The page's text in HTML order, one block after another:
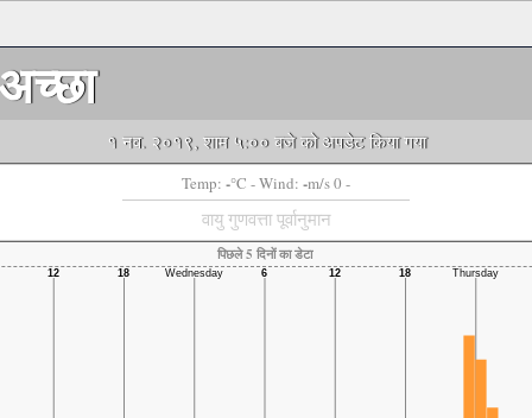
१ नव. २०१९, शाम ५:०० बजे को अपडेट किया गया
Temp: -°C - Wind: -m/s 0 -
वायु गुणवत्ता पूर्वानुमान
पिछले 5 दिनों का डेटा